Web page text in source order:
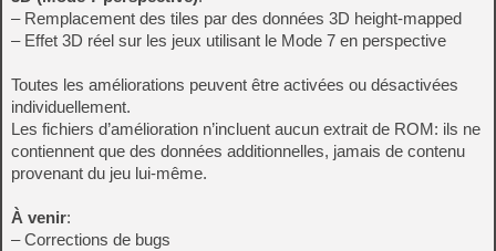
– Remplacement des tiles par des données 3D height-mapped
– Effet 3D réel sur les jeux utilisant le Mode 7 en perspective
Toutes les améliorations peuvent être activées ou désactivées
individuellement.
Les fichiers d’amélioration n’incluent aucun extrait de ROM: ils ne
contiennent que des données additionnelles, jamais de contenu
provenant du jeu lui‑même.
À venir:
– Corrections de bugs